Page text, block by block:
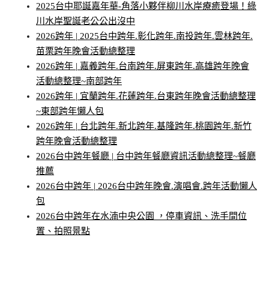
2025台中耶誕嘉年華-角落小夥伴柳川水岸療癒登場！綠
川水岸聖誕老公公出沒中
2026跨年 | 2025台中跨年.彰化跨年.南投跨年.雲林跨年.
苗栗跨年晚會活動總整理
2026跨年 | 嘉義跨年.台南跨年.屏東跨年.高雄跨年晚會
活動總整理~南部跨年
2026跨年 | 宜蘭跨年.花蓮跨年.台東跨年晚會活動總整理
~東部跨年懶人包
2026跨年 | 台北跨年.新北跨年.基隆跨年.桃園跨年.新竹
跨年晚會活動總整理
2026台中跨年餐廳 | 台中跨年餐廳資訊活動總整理~餐廳
推薦
2026台中跨年 | 2026台中跨年晚會.演唱會.跨年活動懶人
包
2026台中跨年在水湳中央公園 ，停車資訊、洗手間位
置、拍照景點